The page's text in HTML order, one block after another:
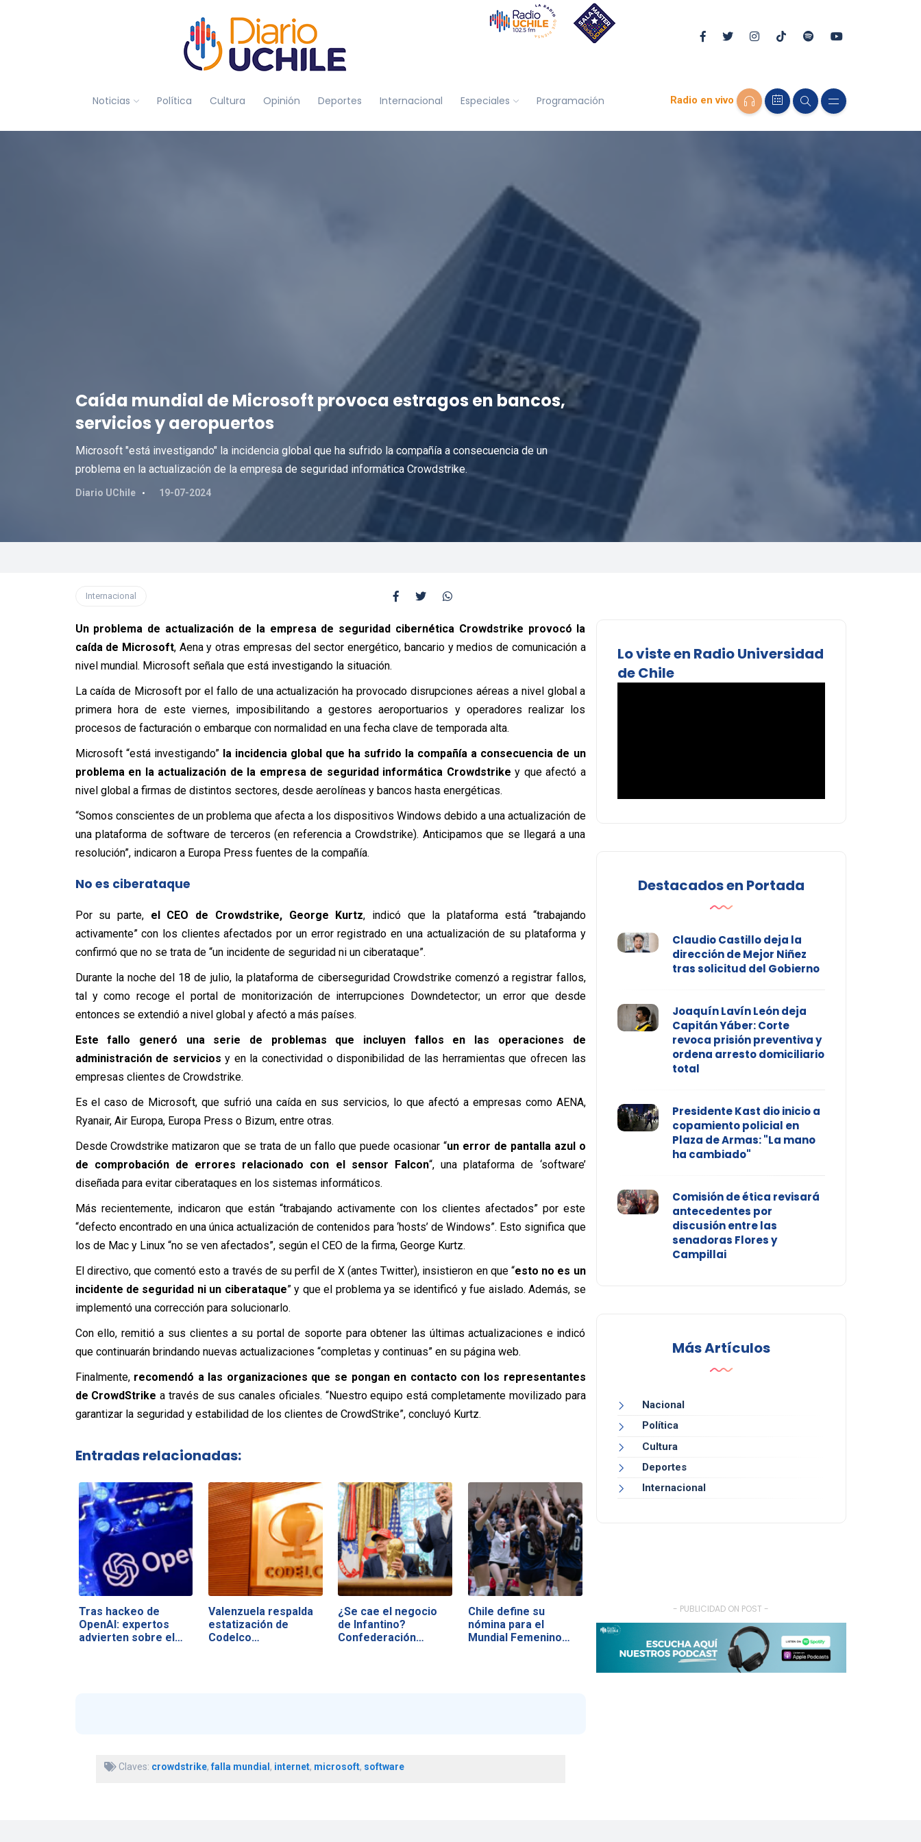
Noticias Política Cultura Opinión Deportes Internacional Especiales Programación Radio en vivo
Caída mundial de Microsoft provoca estragos en bancos,
servicios y aeropuertos
Microsoft "está investigando" la incidencia global que ha sufrido la compañía a consecuencia de un
problema en la actualización de la empresa de seguridad informática Crowdstrike.
Diario UChile 19-07-2024
Internacional
Un problema de actualización de la empresa de seguridad cibernética Crowdstrike provocó la
caída de Microsoft, Aena y otras empresas del sector energético, bancario y medios de comunicación a
nivel mundial. Microsoft señala que está investigando la situación.
La caída de Microsoft por el fallo de una actualización ha provocado disrupciones aéreas a nivel global a
primera hora de este viernes, imposibilitando a gestores aeroportuarios y operadores realizar los
procesos de facturación o embarque con normalidad en una fecha clave de temporada alta.
Microsoft “está investigando” la incidencia global que ha sufrido la compañía a consecuencia de un
problema en la actualización de la empresa de seguridad informática Crowdstrike y que afectó a
nivel global a firmas de distintos sectores, desde aerolíneas y bancos hasta energéticas.
“Somos conscientes de un problema que afecta a los dispositivos Windows debido a una actualización de
una plataforma de software de terceros (en referencia a Crowdstrike). Anticipamos que se llegará a una
resolución”, indicaron a Europa Press fuentes de la compañía.
No es ciberataque
Por su parte, el CEO de Crowdstrike, George Kurtz, indicó que la plataforma está “trabajando
activamente” con los clientes afectados por un error registrado en una actualización de su plataforma y
confirmó que no se trata de “un incidente de seguridad ni un ciberataque”.
Durante la noche del 18 de julio, la plataforma de ciberseguridad Crowdstrike comenzó a registrar fallos,
tal y como recoge el portal de monitorización de interrupciones Downdetector; un error que desde
entonces se extendió a nivel global y afectó a más países.
Este fallo generó una serie de problemas que incluyen fallos en las operaciones de
administración de servicios y en la conectividad o disponibilidad de las herramientas que ofrecen las
empresas clientes de Crowdstrike.
Es el caso de Microsoft, que sufrió una caída en sus servicios, lo que afectó a empresas como AENA,
Ryanair, Air Europa, Europa Press o Bizum, entre otras.
Desde Crowdstrike matizaron que se trata de un fallo que puede ocasionar “un error de pantalla azul o
de comprobación de errores relacionado con el sensor Falcon“, una plataforma de ‘software’
diseñada para evitar ciberataques en los sistemas informáticos.
Más recientemente, indicaron que están “trabajando activamente con los clientes afectados” por este
“defecto encontrado en una única actualización de contenidos para ‘hosts’ de Windows”. Esto significa que
los de Mac y Linux “no se ven afectados”, según el CEO de la firma, George Kurtz.
El directivo, que comentó esto a través de su perfil de X (antes Twitter), insistieron en que “esto no es un
incidente de seguridad ni un ciberataque” y que el problema ya se identificó y fue aislado. Además, se
implementó una corrección para solucionarlo.
Con ello, remitió a sus clientes a su portal de soporte para obtener las últimas actualizaciones e indicó
que continuarán brindando nuevas actualizaciones “completas y continuas” en su página web.
Finalmente,recomendó a las organizaciones que se pongan en contacto con los representantes
de CrowdStrike a través de sus canales oficiales. “Nuestro equipo está completamente movilizado para
garantizar la seguridad y estabilidad de los clientes de CrowdStrike”, concluyó Kurtz.
Entradas relacionadas:
Tras hackeo de
OpenAI: expertos
advierten sobre el…
Valenzuela respalda
estatización de
Codelco…
¿Se cae el negocio
de Infantino?
Confederación…
Chile define su
nómina para el
Mundial Femenino
Claves: crowdstrike,falla mundial , internet, microsoft, software
Lo viste en Radio Universidad
de Chile
Destacados en Portada
Claudio Castillo deja la
dirección de Mejor Niñez
tras solicitud del Gobierno
Joaquín Lavín León deja
Capitán Yáber: Corte
revoca prisión preventiva y
ordena arresto domiciliario
total
Presidente Kast dio inicio a
copamiento policial en
Plaza de Armas: "La mano
ha cambiado"
Comisión de ética revisará
antecedentes por
discusión entre las
senadoras Flores y
Campillai
Más Artículos
Nacional
Política
Cultura
Deportes
Internacional
- PUBLICIDAD ON POST -